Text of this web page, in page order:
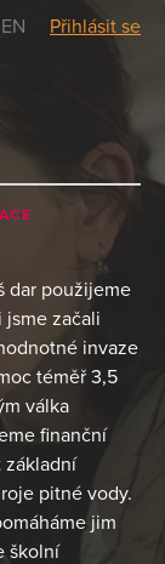
EN Přihlásit se
dar použijeme
jsme začali
invaze
téměř 3,5
válka
finanční
základní
pitné vody.
jim
školní